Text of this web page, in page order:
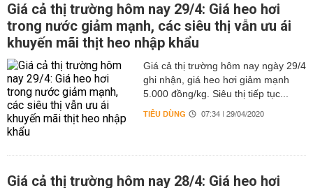
Giá cả thị trường hôm nay 29/4: Giá heo hơi
trong nước giảm mạnh, các siêu thị vẫn ưu ái
khuyến mãi thịt heo nhập khẩu
Giá cả thị trường hôm nay ngày 29/4
ghi nhận, giá heo hơi giảm mạnh
5.000 đồng/kg. Siêu thị tiếp tục...
TIÊU DÙNG 07:34 | 29/04/2020
Giá cả thị trường hôm nay 28/4: Giá heo hơi